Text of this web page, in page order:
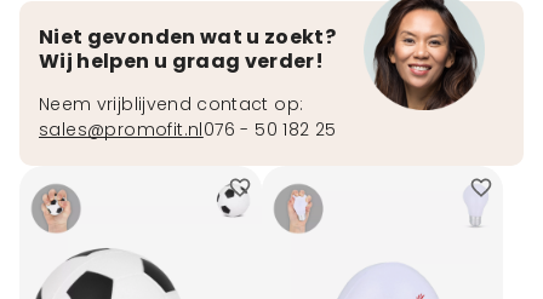
Niet gevonden wat u zoekt?
Wij helpen u graag verder!
Neem vrijblijvend contact op:
sales@promofit.nl076 - 50 182 25